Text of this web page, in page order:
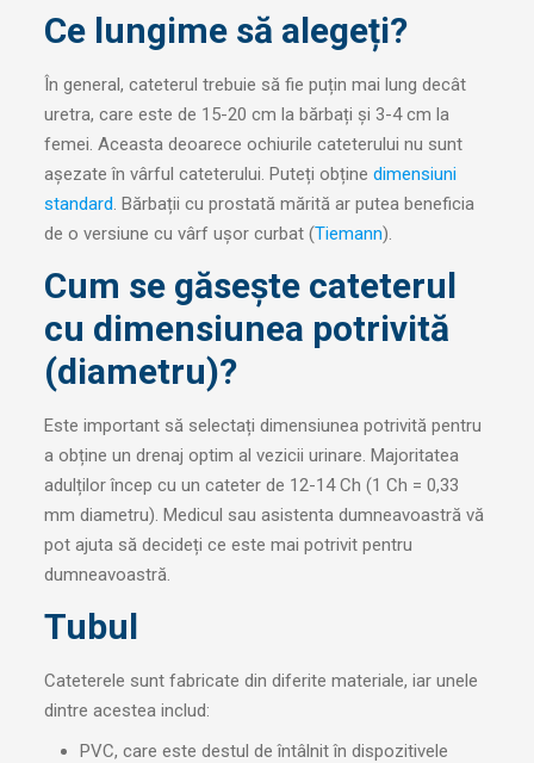
Ce lungime să alegeți?
În general, cateterul trebuie să fie puțin mai lung decât
uretra, care este de 15-20 cm la bărbați și 3-4 cm la
femei. Aceasta deoarece ochiurile cateterului nu sunt
așezate în vârful cateterului. Puteți obține dimensiuni
standard. Bărbații cu prostată mărită ar putea beneficia
de o versiune cu vârf ușor curbat (Tiemann).
Cum se găsește cateterul
cu dimensiunea potrivită
(diametru)?
Este important să selectați dimensiunea potrivită pentru
a obține un drenaj optim al vezicii urinare. Majoritatea
adulților încep cu un cateter de 12-14 Ch (1 Ch = 0,33
mm diametru). Medicul sau asistenta dumneavoastră vă
pot ajuta să decideți ce este mai potrivit pentru
dumneavoastră.
Tubul
Cateterele sunt fabricate din diferite materiale, iar unele
dintre acestea includ:
PVC, care este destul de întâlnit în dispozitivele